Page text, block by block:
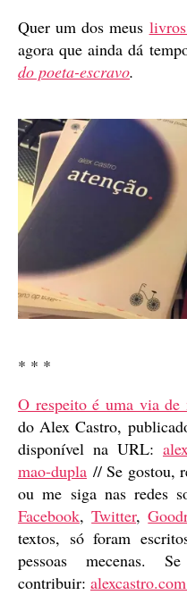
Quer um dos meus
agora que ainda dá
do poeta-escravo.
* * *
O respeito é uma via de
do Alex Castro,
disponível na URL:
mao-dupla // Se gostou,
ou me siga nas redes
Facebook,Twitter,
textos, só foram
pessoas mecenas.
contribuir: